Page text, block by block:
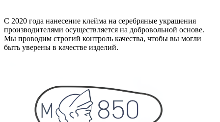
С 2020 года нанесение клейма на серебряные украшения
производителями осуществляется на добровольной основе.
Мы проводим строгий контроль качества, чтобы вы могли
быть уверены в качестве изделий.